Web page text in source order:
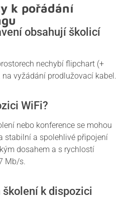
k pořádání
obsahují školicí
nechybí flipchart (+
na vyžádání prodlužovací kabel.
WiFi?
nebo konference se mohou
stabilní a spolehlivé připojení
dosahem a s rychlostí
Mb/s.
školení k dispozici